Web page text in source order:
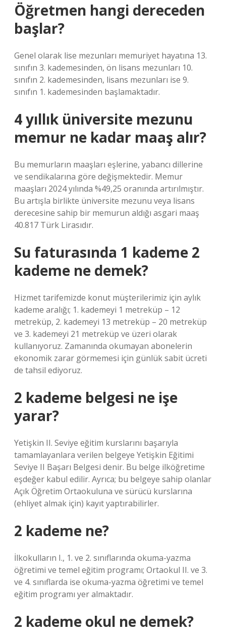
Öğretmen hangi dereceden
başlar?
Genel olarak lise mezunları memuriyet hayatına 13.
sınıfın 3. kademesinden, ön lisans mezunları 10.
sınıfın 2. kademesinden, lisans mezunları ise 9.
sınıfın 1. kademesinden başlamaktadır.
4 yıllık üniversite mezunu
memur ne kadar maaş alır?
Bu memurların maaşları eşlerine, yabancı dillerine
ve sendikalarına göre değişmektedir. Memur
maaşları 2024 yılında %49,25 oranında artırılmıştır.
Bu artışla birlikte üniversite mezunu veya lisans
derecesine sahip bir memurun aldığı asgari maaş
40.817 Türk Lirasıdır.
Su faturasında 1 kademe 2
kademe ne demek?
Hizmet tarifemizde konut müşterilerimiz için aylık
kademe aralığı; 1. kademeyi 1 metreküp – 12
metreküp, 2. kademeyi 13 metreküp – 20 metreküp
ve 3. kademeyi 21 metreküp ve üzeri olarak
kullanıyoruz. Zamanında okumayan abonelerin
ekonomik zarar görmemesi için günlük sabit ücreti
de tahsil ediyoruz.
2 kademe belgesi ne işe
yarar?
Yetişkin II. Seviye eğitim kurslarını başarıyla
tamamlayanlara verilen belgeye Yetişkin Eğitimi
Seviye II Başarı Belgesi denir. Bu belge ilköğretime
eşdeğer kabul edilir. Ayrıca; bu belgeye sahip olanlar
Açık Öğretim Ortaokuluna ve sürücü kurslarına
(ehliyet almak için) kayıt yaptırabilirler.
2 kademe ne?
İlkokulların I., 1. ve 2. sınıflarında okuma-yazma
öğretimi ve temel eğitim programı; Ortaokul II. ve 3.
ve 4. sınıflarda ise okuma-yazma öğretimi ve temel
eğitim programı yer almaktadır.
2 kademe okul ne demek?